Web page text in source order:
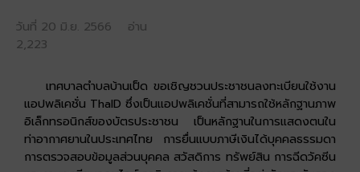
วันที่ 20 มิ.ย. 2566 อ่าน
2,223
เทศบาลตำบลบ้านเป็ด ขอเชิญชวนประชาชนลงทะเบียนใช้งาน
แอปพลิเคชั่น ThaID ซึ่งเป็นแอปพลิเคชั่นที่สามารถใช้หลักฐานภาพ
อิเล็กทรอนิกส์ของบัตรประชาชน เป็นหลักฐานในการแสดงตนใน
ท่าอากาศยานในประเทศไทย การยื่นแบบภาษีเงินได้บุคคลธรรมดา
การตรวจสอบข้อมูลส่วนบุคคล สวัสดิการ ทรัพย์สิน การฉีดวัคซีน